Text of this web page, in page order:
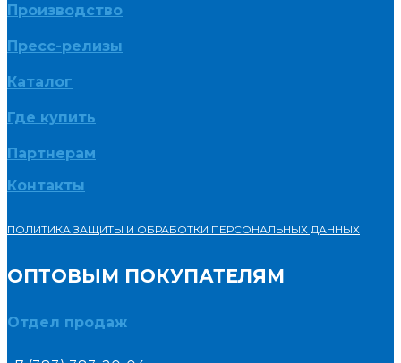
Производство
Пресс-релизы
Каталог
Где купить
Партнерам
Контакты
ПОЛИТИКА ЗАЩИТЫ И ОБРАБОТКИ ПЕРСОНАЛЬНЫХ ДАННЫХ
ОПТОВЫМ ПОКУПАТЕЛЯМ
Отдел продаж